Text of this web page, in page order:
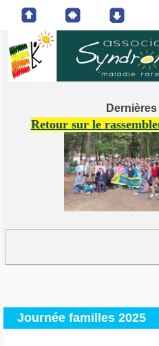
Retour sur le
Journée familles 2025